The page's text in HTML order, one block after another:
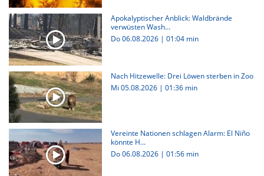
Apokalyptischer Anblick: Waldbrände
verwüsten Wash...
Do 06.08.2026 | 01:04 min
Nach Hitzewelle: Drei Löwen sterben in Zoo
Mi 05.08.2026 | 01:36 min
Vereinte Nationen schlagen Alarm: El Niño
könnte H...
Do 06.08.2026 | 01:56 min